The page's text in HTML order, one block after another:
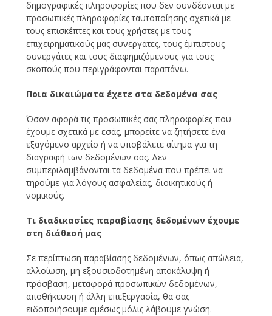
δημογραφικές πληροφορίες που δεν συνδέονται με
προσωπικές πληροφορίες ταυτοποίησης σχετικά με
τους επισκέπτες και τους χρήστες με τους
επιχειρηματικούς μας συνεργάτες, τους έμπιστους
συνεργάτες και τους διαφημιζόμενους για τους
σκοπούς που περιγράφονται παραπάνω.
Ποια δικαιώματα έχετε στα δεδομένα σας
Όσον αφορά τις προσωπικές σας πληροφορίες που
έχουμε σχετικά με εσάς, μπορείτε να ζητήσετε ένα
εξαγόμενο αρχείο ή να υποβάλετε αίτημα για τη
διαγραφή των δεδομένων σας. Δεν
συμπεριλαμβάνονται τα δεδομένα που πρέπει να
τηρούμε για λόγους ασφαλείας, διοικητικούς ή
νομικούς.
Τι διαδικασίες παραβίασης δεδομένων έχουμε
στη διάθεσή μας
Σε περίπτωση παραβίασης δεδομένων, όπως απώλεια,
αλλοίωση, μη εξουσιοδοτημένη αποκάλυψη ή
πρόσβαση, μεταφορά προσωπικών δεδομένων,
αποθήκευση ή άλλη επεξεργασία, θα σας
ειδοποιήσουμε αμέσως μόλις λάβουμε γνώση.